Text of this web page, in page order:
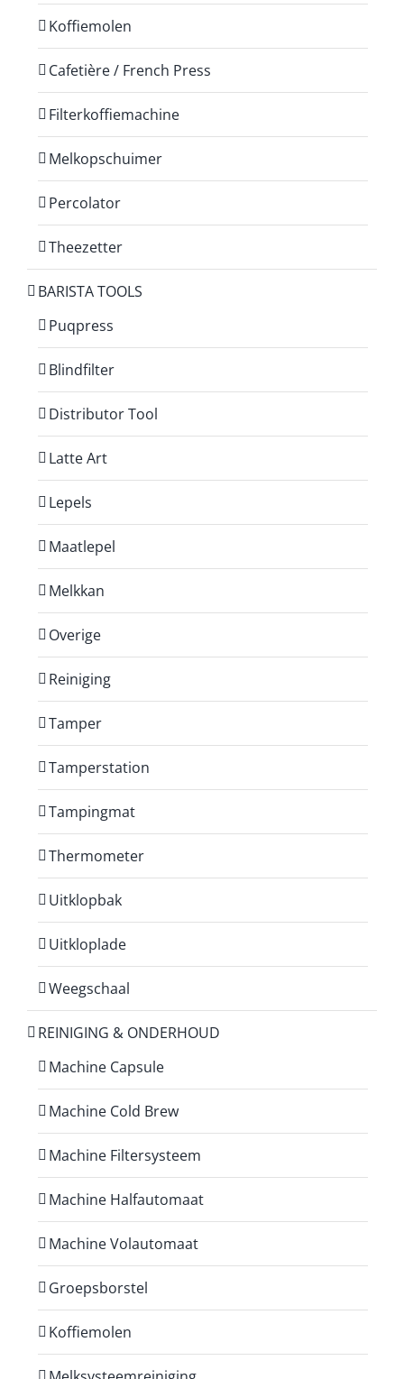
Koffiemolen
Cafetière / French Press
Filterkoffiemachine
Melkopschuimer
Percolator
Theezetter
BARISTA TOOLS
Puqpress
Blindfilter
Distributor Tool
Latte Art
Lepels
Maatlepel
Melkkan
Overige
Reiniging
Tamper
Tamperstation
Tampingmat
Thermometer
Uitklopbak
Uitkloplade
Weegschaal
REINIGING & ONDERHOUD
Machine Capsule
Machine Cold Brew
Machine Filtersysteem
Machine Halfautomaat
Machine Volautomaat
Groepsborstel
Koffiemolen